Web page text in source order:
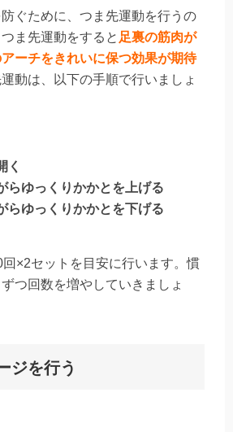
ぐために、つま先運動を行うの
ま先運動をすると 足裏の筋肉が
ーチをきれいに保つ効果が期待
動は、以下の手順で行いましょ
く
らゆっくりかかとを上げる
らゆっくりかかとを下げる
回×2セットを目安に行います。慣
つ回数を増やしていきましょ
ジを行う